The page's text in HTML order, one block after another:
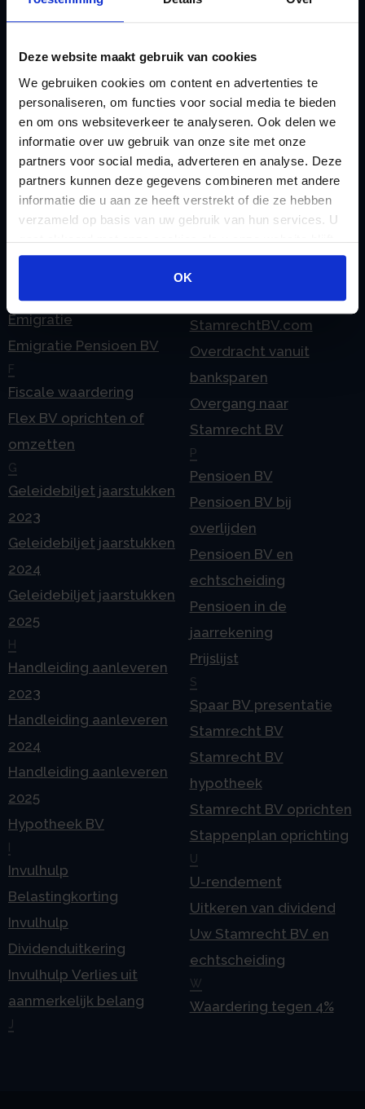
Deze website maakt gebruik van cookies
We gebruiken cookies om content en advertenties te
personaliseren, om functies voor social media te bieden
en om ons websiteverkeer te analyseren. Ook delen we
informatie over uw gebruik van onze site met onze
partners voor social media, adverteren en analyse. Deze
partners kunnen deze gegevens combineren met andere
informatie die u aan ze heeft verstrekt of die ze hebben
verzameld op basis van uw gebruik van hun services. U
gaat akkoord met onze cookies als u onze website blijft
gebruiken.
OK
rekeningnummer
Checklist IB 2023 (PDF)
Checklist IB 2023 (Word)
Checklist IB 2024 (PDF)
Checklist IB 2024 (Word)
Checklist IB 2025 (PDF)
Checklist IB 2025 (Word)
Contact
E
Emigratie
Emigratie Pensioen BV
F
Fiscale waardering
Flex BV oprichten of
omzetten
G
Geleidebiljet jaarstukken
2023
Geleidebiljet jaarstukken
2024
Geleidebiljet jaarstukken
2025
H
Handleiding aanleveren
2023
Handleiding aanleveren
2024
Handleiding aanleveren
2025
Hypotheek BV
Invulhulp
Belastingkorting
Invulhulp
Dividenduitkering
Invulhulp Verlies uit
aanmerkelijk belang
verzorgen
Mogelijkheden
Stamrecht BV
O
ODV BV
Ontbinden Stamrecht
BV
Onzakelijke lening
Stamrecht BV
Oprichten BV door
StamrechtBV.com
Overdracht vanuit
banksparen
Overgang naar
Stamrecht BV
P
Pensioen BV
Pensioen BV bij
overlijden
Pensioen BV en
echtscheiding
Pensioen in de
jaarrekening
Prijslijst
S
Spaar BV presentatie
Stamrecht BV
Stamrecht BV
hypotheek
Stamrecht BV oprichten
Stappenplan oprichting
U
U-rendement
Uitkeren van dividend
Uw Stamrecht BV en
echtscheiding
W
Waardering tegen 4%